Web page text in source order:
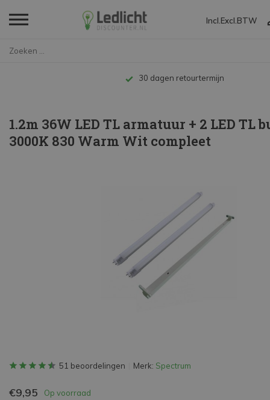
Incl. Excl. BTW
Tot 10 jaar garantie
1.2m 36W LED TL armatuur + 2 LED TL
3000K 830 Warm Wit compleet
51 beoordelingen Merk: Spectrum
€9,95 Op voorraad